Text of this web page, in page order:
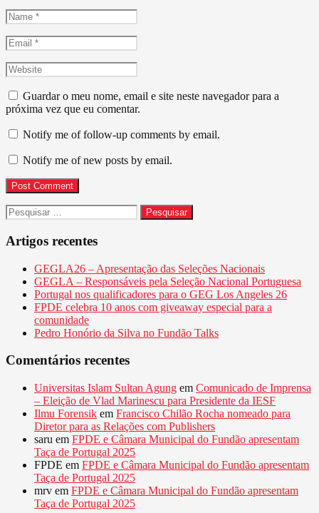
Name
*
Email
*
Website
Guardar o meu nome, email e site neste navegador para a
próxima vez que eu comentar.
Notify me of follow-up comments by email.
Notify me of new posts by email.
Pesquisar
por:
Artigos recentes
GEGLA26 – Apresentação das Seleções Nacionais
GEGLA – Responsáveis pela Seleção Nacional Portuguesa
Portugal nos qualificadores para o GEG Los Angeles 26
FPDE celebra 10 anos com giveaway especial para a
comunidade
Pedro Honório da Silva no Fundão Talks
Comentários recentes
Universitas Islam Sultan Agung em Comunicado de Imprensa
– Eleição de Vlad Marinescu para Presidente da IESF
Ilmu Forensik em Francisco Chilão Rocha nomeado para
Diretor para as Relações com Publishers
saru em FPDE e Câmara Municipal do Fundão apresentam
Taça de Portugal 2025
FPDE em FPDE e Câmara Municipal do Fundão apresentam
Taça de Portugal 2025
mrv em FPDE e Câmara Municipal do Fundão apresentam
Taça de Portugal 2025